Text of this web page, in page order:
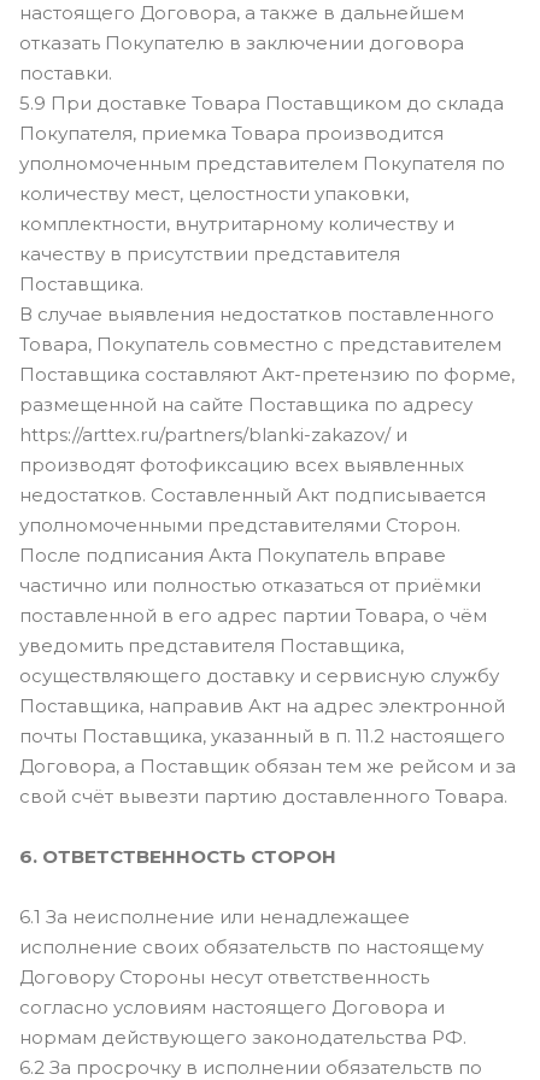
настоящего Договора, а также в дальнейшем
отказать Покупателю в заключении договора
поставки.
5.9 При доставке Товара Поставщиком до склада
Покупателя, приемка Товара производится
уполномоченным представителем Покупателя по
количеству мест, целостности упаковки,
комплектности, внутритарному количеству и
качеству в присутствии представителя
Поставщика.
В случае выявления недостатков поставленного
Товара, Покупатель совместно с представителем
Поставщика составляют Акт-претензию по форме,
размещенной на сайте Поставщика по адресу
https://arttex.ru/partners/blanki-zakazov/ и
производят фотофиксацию всех выявленных
недостатков. Составленный Акт подписывается
уполномоченными представителями Сторон.
После подписания Акта Покупатель вправе
частично или полностью отказаться от приёмки
поставленной в его адрес партии Товара, о чём
уведомить представителя Поставщика,
осуществляющего доставку и сервисную службу
Поставщика, направив Акт на адрес электронной
почты Поставщика, указанный в п. 11.2 настоящего
Договора, а Поставщик обязан тем же рейсом и за
свой счёт вывезти партию доставленного Товара.
6. ОТВЕТСТВЕННОСТЬ СТОРОН
6.1 За неисполнение или ненадлежащее
исполнение своих обязательств по настоящему
Договору Стороны несут ответственность
согласно условиям настоящего Договора и
нормам действующего законодательства РФ.
6.2 За просрочку в исполнении обязательств по